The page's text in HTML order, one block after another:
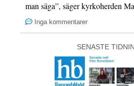
man säga”, säger kyrkoherden
Inga kommentarer
SENASTE